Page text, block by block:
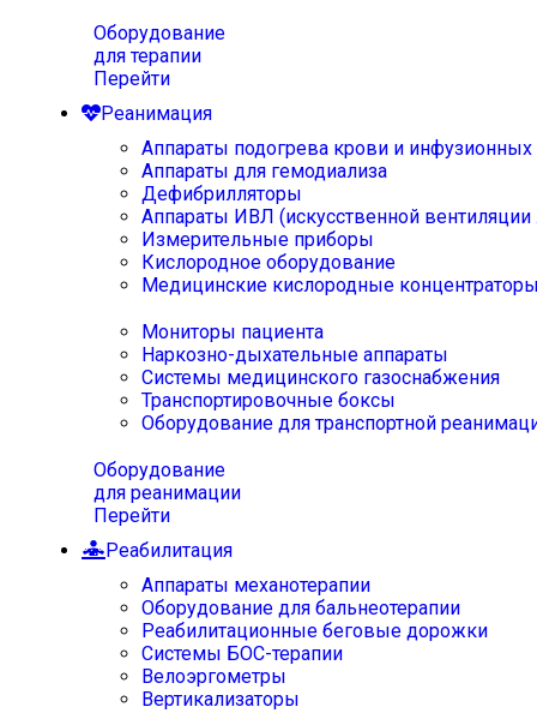
Оборудование
для терапии
Перейти
Реанимация
Аппараты подогрева крови и инфузионных
Аппараты для гемодиализа
Дефибрилляторы
Аппараты ИВЛ (искусственной вентиляции
Измерительные приборы
Кислородное оборудование
Медицинские кислородные
Мониторы пациента
Наркозно-дыхательные аппараты
Системы медицинского газоснабжения
Транспортировочные боксы
Оборудование для транспортной
Оборудование
для реанимации
Перейти
Реабилитация
Аппараты механотерапии
Оборудование для бальнеотерапии
Реабилитационные беговые дорожки
Системы БОС-терапии
Велоэргометры
Вертикализаторы